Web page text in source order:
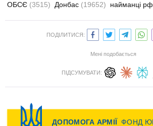
ОБСЄ (3515) Донбас (19652) найманці рф
ПОДІЛИТИСЯ:
Мені подобається
ПІДСУМУВАТИ: